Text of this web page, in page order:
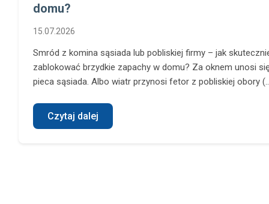
domu?
15.07.2026
Smród z komina sąsiada lub pobliskiej firmy – jak
zablokować brzydkie zapachy w domu? Za oknem unosi
pieca sąsiada. Albo wiatr przynosi fetor z pobliskiej obory
Czytaj dalej